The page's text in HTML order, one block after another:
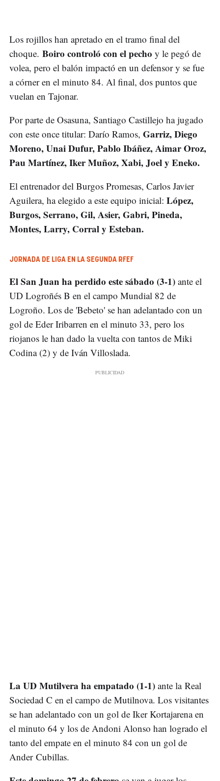
Los rojillos han apretado en el tramo final del
choque. Boiro controló con el pecho y le pegó de
volea, pero el balón impactó en un defensor y se fue
a córner en el minuto 84. Al final, dos puntos que
vuelan en Tajonar.
Por parte de Osasuna, Santiago Castillejo ha jugado
con este once titular: Darío Ramos, Garriz, Diego
Moreno, Unai Dufur, Pablo Ibáñez, Aimar Oroz,
Pau Martínez, Iker Muñoz, Xabi, Joel y Eneko.
El entrenador del Burgos Promesas, Carlos Javier
Aguilera, ha elegido a este equipo inicial: López,
Burgos, Serrano, Gil, Asier, Gabri, Pineda,
Montes, Larry, Corral y Esteban.
JORNADA DE LIGA EN LA SEGUNDA RFEF
El San Juan ha perdido este sábado (3-1) ante el
UD Logroñés B en el campo Mundial 82 de
Logroño. Los de 'Bebeto' se han adelantado con un
gol de Eder Iribarren en el minuto 33, pero los
riojanos le han dado la vuelta con tantos de Miki
Codina (2) y de Iván Villoslada.
La UD Mutilvera ha empatado (1-1) ante la Real
Sociedad C en el campo de Mutilnova. Los visitantes
se han adelantado con un gol de Iker Kortajarena en
el minuto 64 y los de Andoni Alonso han logrado el
tanto del empate en el minuto 84 con un gol de
Ander Cubillas.